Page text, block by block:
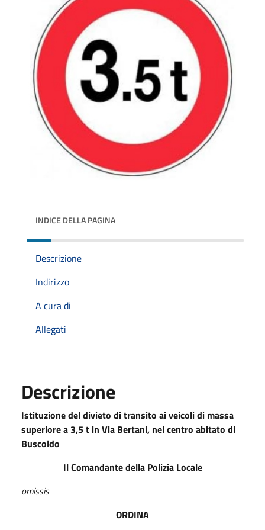
INDICE DELLA PAGINA
Descrizione
Indirizzo
A cura di
Allegati
Descrizione
Istituzione del divieto di transito ai veicoli di massa
superiore a 3,5 t in Via Bertani, nel centro abitato di
Buscoldo
Il Comandante della Polizia Locale
omissis
ORDINA